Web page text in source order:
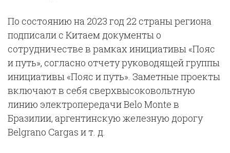
По состоянию на 2023 год 22 страны региона
подписали с Китаем документы о
сотрудничестве в рамках инициативы «Пояс
и путь», согласно отчету руководящей группы
инициативы «Пояс и путь». Заметные проекты
включают в себя сверхвысоковольтную
линию электропередачи Belo Monte в
Бразилии, аргентинскую железную дорогу
Belgrano Cargas и т. д.